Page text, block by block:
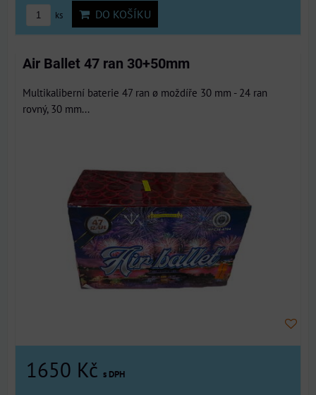
ks DO KOŠÍKU
Air Ballet 47 ran 30+50mm
Multikaliberní baterie 47 ran ø moždíře 30 mm - 24 ran
rovný, 30 mm...
1650 Kč s DPH